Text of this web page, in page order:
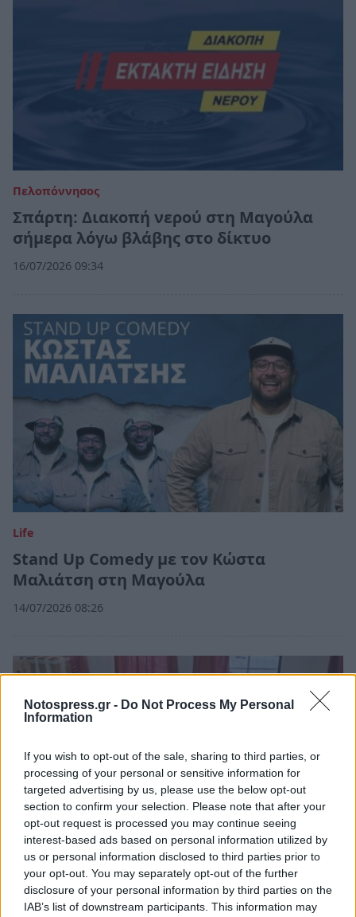
Notospress.gr - Do Not Process My Personal
Information
If you wish to opt-out of the sale, sharing to third parties, or
processing of your personal or sensitive information for
targeted advertising by us, please use the below opt-out
section to confirm your selection. Please note that after your
opt-out request is processed you may continue seeing
interest-based ads based on personal information utilized by
us or personal information disclosed to third parties prior to
your opt-out. You may separately opt-out of the further
disclosure of your personal information by third parties on the
IAB’s list of downstream participants. This information may
Πελοπόννησος
Σπάρτη: Διακοπή νερού στη Μαγούλα
σήμερα λόγω βλάβης στο δίκτυο
16/07/2026 09:34
Life
Stand Up Comedy με τον Κώστα
Μαλιάτση στη Μαγούλα
14/07/2026 08:26
Πελοπόννησος
Σπάρτη: Με επιτυχία η εθελοντική